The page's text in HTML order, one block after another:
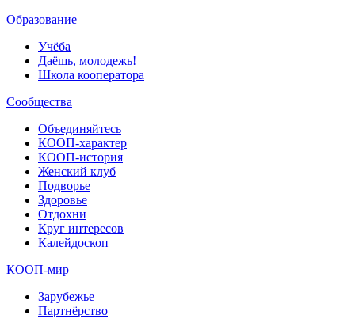
Образование
Учёба
Даёшь, молодежь!
Школа кооператора
Сообщества
Объединяйтесь
КООП-характер
КООП-история
Женский клуб
Подворье
Здоровье
Отдохни
Круг интересов
Калейдоскоп
КООП-мир
Зарубежье
Партнёрство